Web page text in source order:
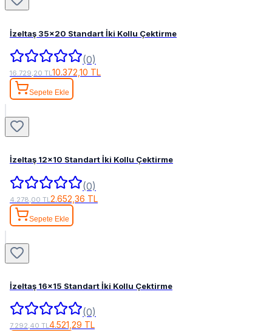
İzeltaş 35x20 Standart İki Kollu Çektirme
(0)
16.729,20 TL10.372,10 TL
Sepete Ekle
İzeltaş 12x10 Standart İki Kollu Çektirme
(0)
4.278,00 TL 2.652,36 TL
Sepete Ekle
İzeltaş 16x15 Standart İki Kollu Çektirme
(0)
7.292,40 TL4.521,29 TL